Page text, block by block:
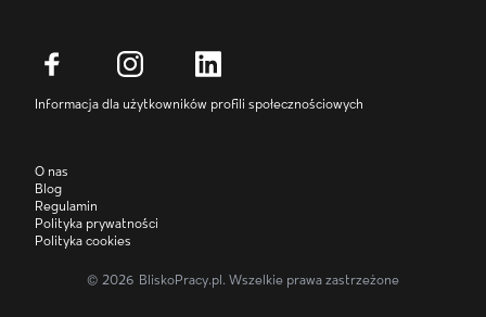
Informacja dla użytkowników profili społecznościowych
© 2026 BliskoPracy.pl. Wszelkie prawa zastrzeżone
O nas
Blog
Regulamin
Polityka prywatności
Polityka cookies